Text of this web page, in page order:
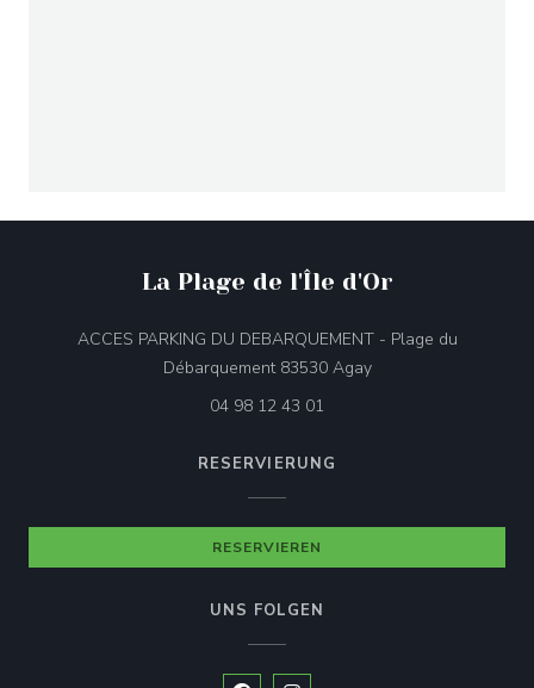
La Plage de l'Île d'Or
ACCES PARKING DU DEBARQUEMENT - Plage du
Débarquement 83530 Agay((öffnet ein neues
04 98 12 43 01
RESERVIERUNG
RESERVIEREN
UNS FOLGEN